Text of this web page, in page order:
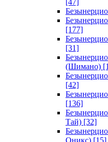
[47]
[177]
[31]
(Шимано)
[42]
[136]
Тай) [32]